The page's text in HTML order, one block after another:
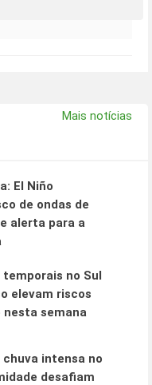
Mais notícias
El Niño
de ondas de
alerta para a
no Sul
elevam riscos
nesta semana
intensa no
desafiam